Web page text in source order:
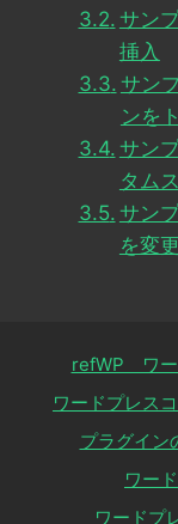
サン
挿入
サン
ンを
サン
タム
サン
を変更
refWP ワー
ワードプレス
プラグイン
ワー
ワードプ